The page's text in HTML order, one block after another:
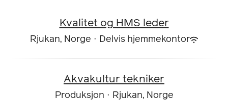
Kvalitet og HMS leder
Rjukan, Norge · Delvis hjemmekontor
Akvakultur tekniker
Produksjon · Rjukan, Norge